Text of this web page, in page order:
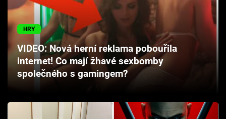
Hry
Cool Esport
Pořady
Sledujte prima+
HRY
VIDEO: Nová herní reklama pobouřila
internet! Co mají žhavé sexbomby
společného s gamingem?